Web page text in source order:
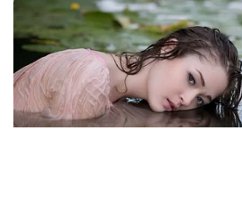
Follow